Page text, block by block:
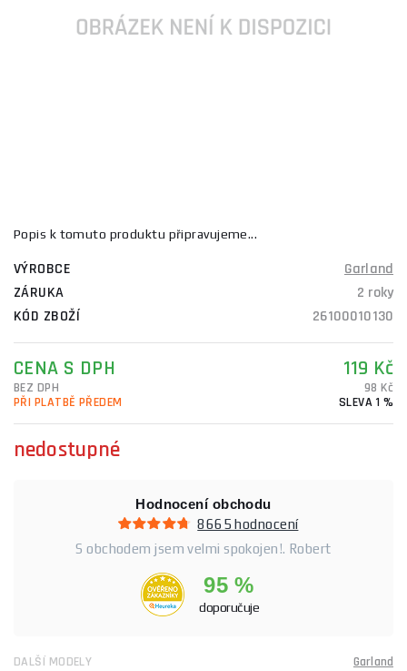
Popis k tomuto produktu připravujeme...
VÝROBCE
Garland
ZÁRUKA
2 roky
KÓD ZBOŽÍ
26100010130
CENA S DPH 119 Kč
BEZ DPH
98 Kč
PŘI PLATBĚ PŘEDEM
SLEVA 1 %
nedostupné
Hodnocení obchodu
8665 hodnocení
S obchodem jsem velmi spokojen!. Robert
95 %
doporučuje
DALŠÍ MODELY Garland